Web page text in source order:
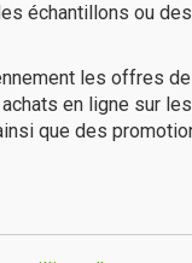
échantillons ou
les offres
en ligne sur
que des